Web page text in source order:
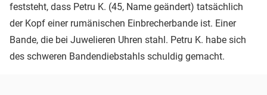
feststeht, dass Petru K. (45, Name geändert) tatsächlich
der Kopf einer rumänischen Einbrecherbande ist. Einer
Bande, die bei Juwelieren Uhren stahl. Petru K. habe sich
des schweren Bandendiebstahls schuldig gemacht.